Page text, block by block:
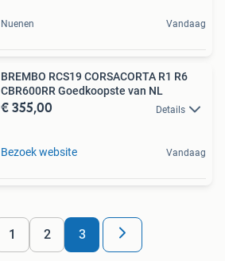
Nuenen Vandaag
BREMBO RCS19 CORSACORTA R1 R6
CBR600RR Goedkoopste van NL
€ 355,00 Details
Bezoek website Vandaag
1 2 3